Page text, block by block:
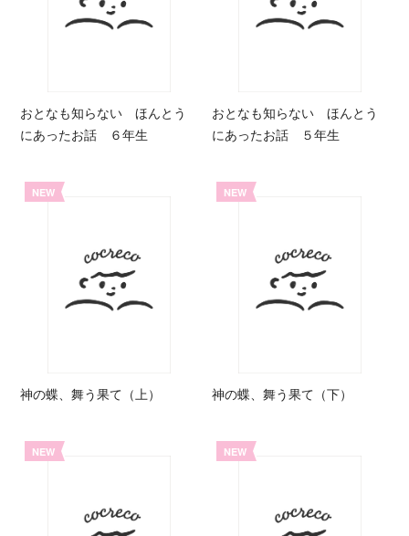
おとなも知らない ほんとう
にあったお話 ６年生
おとなも知らない ほんとう
にあったお話 ５年生
NEW
神の蝶、舞う果て（上）
NEW
神の蝶、舞う果て（下）
NEW NEW